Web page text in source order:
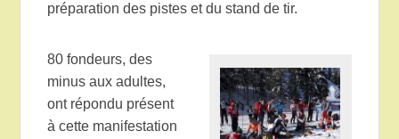
préparation des pistes et du stand de tir.
80 fondeurs, des
minus aux adultes,
ont répondu présent
à cette manifestation